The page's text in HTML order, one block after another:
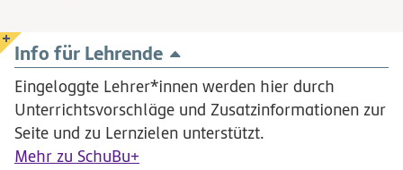
Info für Lehrende
Eingeloggte Lehrer*innen werden hier durch
Unterrichtsvorschläge und Zusatzinformationen zur
Seite und zu Lernzielen unterstützt.
Mehr zu SchuBu+